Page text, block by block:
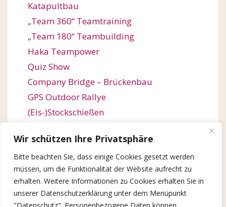
Wir schützen Ihre Privatsphäre
Bitte beachten Sie, dass einige Cookies gesetzt werden
müssen, um die Funktionalität der Website aufrecht zu
erhalten. Weitere Informationen zu Cookies erhalten Sie in
unserer Datenschutzerklärung unter dem Menüpunkt
Katapultbau
„Team 360“ Teamtraining
„Team 180“ Teambuilding
Haka Teampower
Quiz Show
Company Bridge – Brückenbau
GPS Outdoor Rallye
(Eis-)Stockschießen
Orienteering / Orientierungswanderung
Outdoor Team Challenge
Kugelbahn-Bau / Roller Coaster
Winter Games
X-Mas Quiz Show